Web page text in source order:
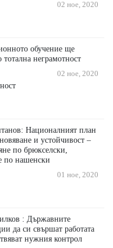
02 ное, 2020
обучение ще
тотална неграмотност
02 ное, 2020
Националният план
и устойчивост –
по брюкселски,
по нашенски
01 ное, 2020
: Държавните
да си свършат работата
нужния контрол